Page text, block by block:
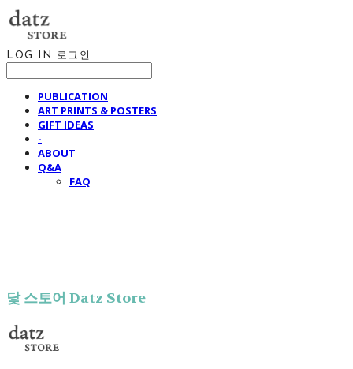
LOG IN 로그인
PUBLICATION
ART PRINTS & POSTERS
GIFT IDEAS
-
ABOUT
Q&A
FAQ
닻 스토어 Datz Store